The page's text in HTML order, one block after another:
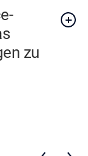
zu